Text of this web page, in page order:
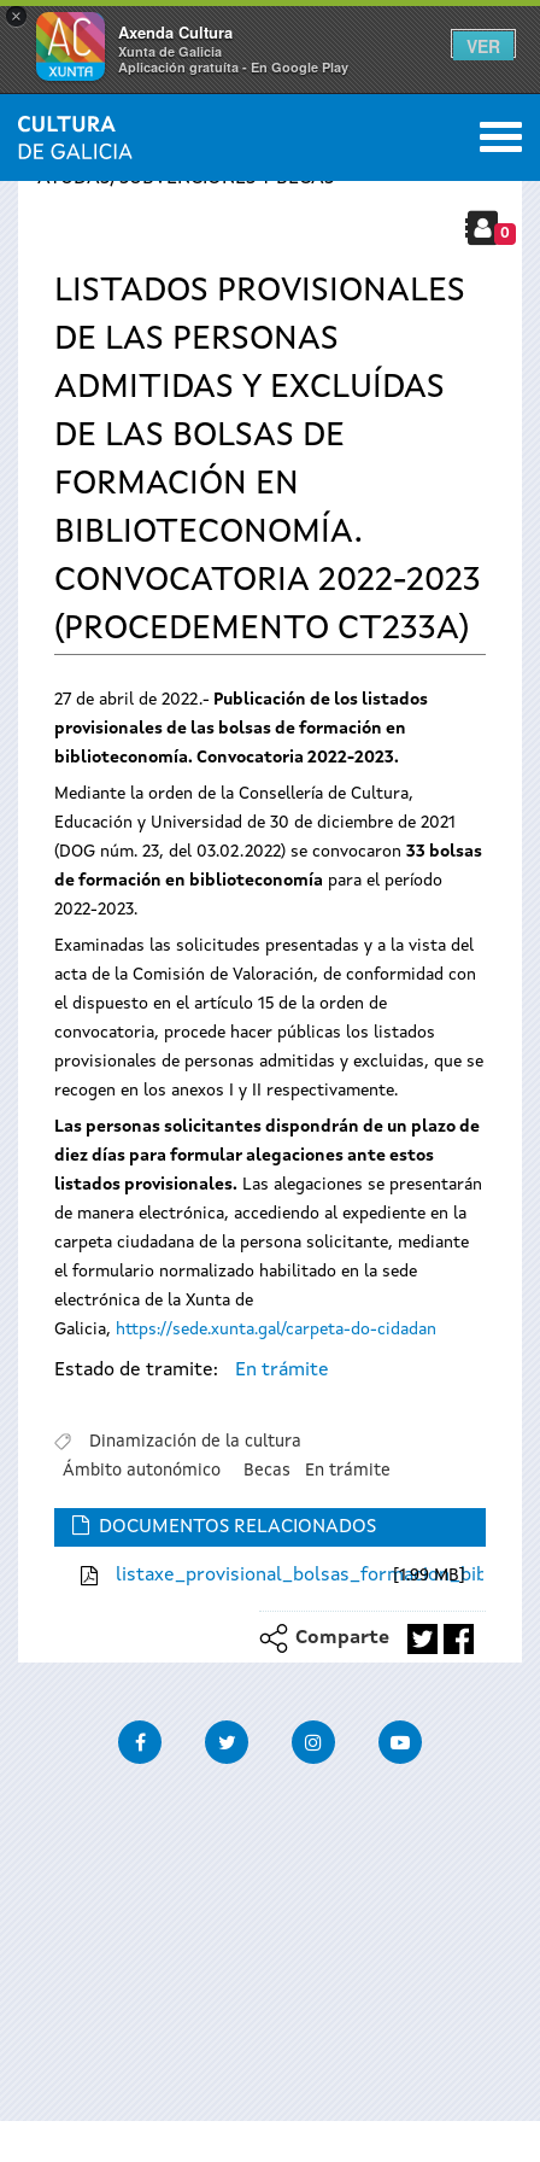
×
Axenda Cultura
Xunta de Galicia
Aplicación gratuíta - En Google Play
VER
Se
usted
aquí
INICIO › SERVICIOS
AYUDAS, SUBVENCIONES Y BECAS
0
LISTADOS PROVISIONALES
DE LAS PERSONAS
ADMITIDAS Y EXCLUÍDAS
DE LAS BOLSAS DE
FORMACIÓN EN
BIBLIOTECONOMÍA.
CONVOCATORIA 2022-2023
(PROCEDEMENTO CT233A)
27 de abril de 2022.- Publicación de los listados
provisionales de las bolsas de formación en
biblioteconomía. Convocatoria 2022-2023.
Mediante la orden de la Consellería de Cultura,
Educación y Universidad de 30 de diciembre de 2021
(DOG núm. 23, del 03.02.2022) se convocaron 33 bolsas
de formación en biblioteconomía para el período
2022-2023.
Examinadas las solicitudes presentadas y a la vista del
acta de la Comisión de Valoración, de conformidad con
el dispuesto en el artículo 15 de la orden de
convocatoria, procede hacer públicas los listados
provisionales de personas admitidas y excluidas, que se
recogen en los anexos I y II respectivamente.
Las personas solicitantes dispondrán de un plazo de
diez días para formular alegaciones ante estos
listados provisionales. Las alegaciones se presentarán
de manera electrónica, accediendo al expediente en la
carpeta ciudadana de la persona solicitante, mediante
el formulario normalizado habilitado en la sede
electrónica de la Xunta de
Galicia, https://sede.xunta.gal/carpeta-do-cidadan
Estado de tramite: En trámite
Dinamización de la cultura
Ámbito autonómico
Becas En trámite
DOCUMENTOS RELACIONADOS
1.99 MB
Comparte
FacebookTwitter InstagramYoutube